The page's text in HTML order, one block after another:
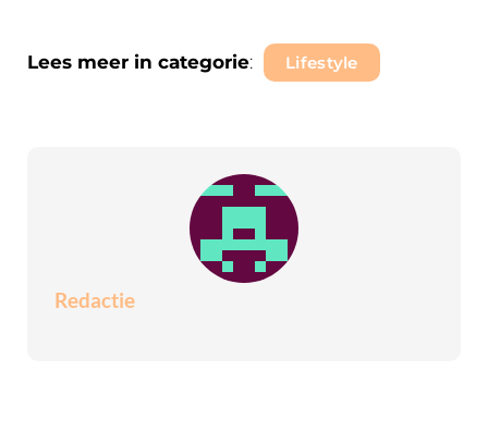
Lees meer in categorie: Lifestyle
Redactie